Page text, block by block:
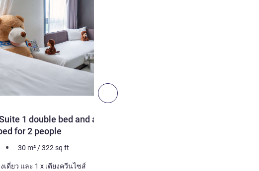
ถัดไป - ห้องสวีท
1 double bed and a pull-
for 2 people
30 m² /322 sq ft
2 x เตียงเดี่ยว และ 1 x เตียงควีนไซส์